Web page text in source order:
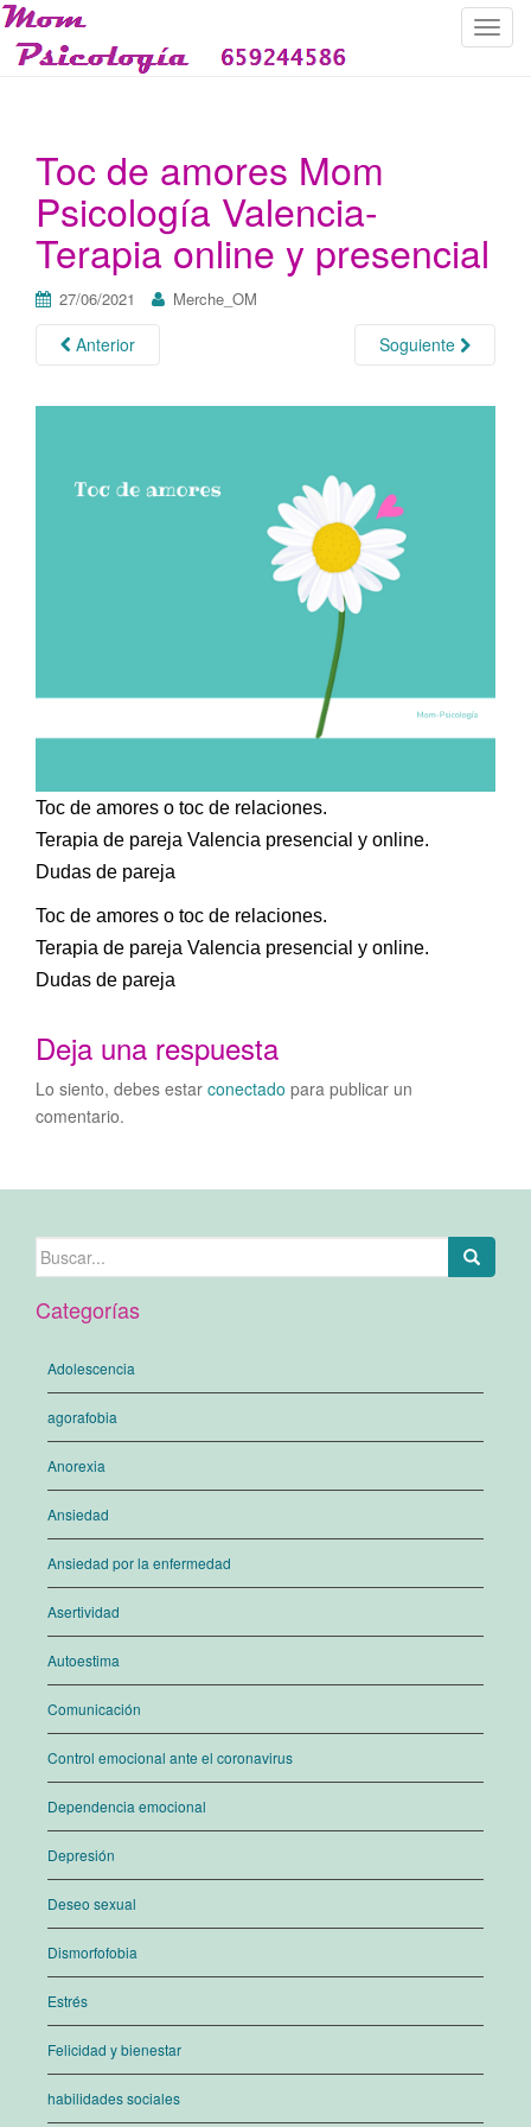
C
i
Toc de amores Mom
Psicología Valencia-
Terapia online y presencial
27/06/2021 Merche_OM
Anterior Soguiente
Toc de amores o toc de relaciones.
Terapia de pareja Valencia presencial y online.
Dudas de pareja
Toc de amores o toc de relaciones.
Terapia de pareja Valencia presencial y online.
Dudas de pareja
Deja una respuesta
Lo siento, debes estar conectado para publicar un
comentario.
Buscar:
Categorías
Adolescencia
agorafobia
Anorexia
Ansiedad
Ansiedad por la enfermedad
Asertividad
Autoestima
Comunicación
Control emocional ante el coronavirus
Dependencia emocional
Depresión
Deseo sexual
Dismorfofobia
Estrés
Felicidad y bienestar
habilidades sociales